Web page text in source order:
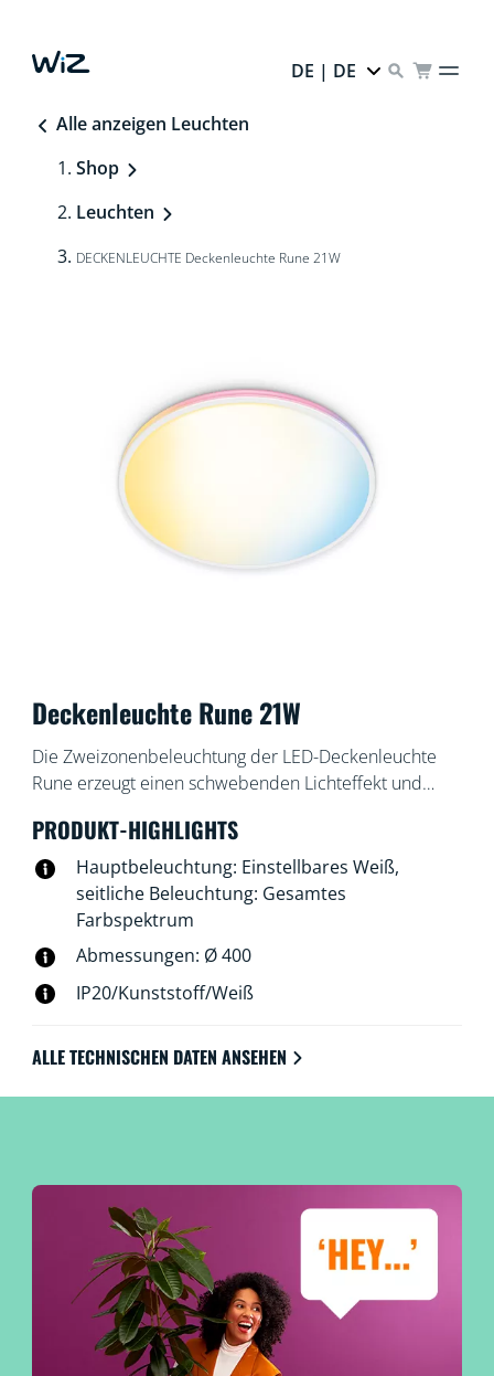
DE | DE
Alle anzeigen Leuchten
Shop
Leuchten
DECKENLEUCHTE Deckenleuchte Rune 21W
Deckenleuchte Rune 21W
Die Zweizonenbeleuchtung der LED-Deckenleuchte
Rune erzeugt einen schwebenden Lichteffekt und
für kühles, helles oder warmweißes Umgebungslicht
und einem Ring aus Farblicht sind personalisierte
Szenen möglich, die jedes Mal für eine angenehme
Überraschung sorgen.
PRODUKT-HIGHLIGHTS
Hauptbeleuchtung: Einstellbares Weiß,
seitliche Beleuchtung: Gesamtes
Farbspektrum
Abmessungen: Ø 400
IP20/Kunststoff/Weiß
ALLE TECHNISCHEN DATEN ANSEHEN